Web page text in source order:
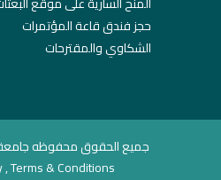
حجز فندق قاعة المؤتمرات
الشكاوي والمقترحات
جميع الحقوق محفوظه جامعة
, Terms & Conditions